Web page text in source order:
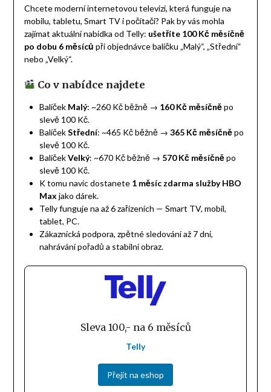
Chcete moderní internetovou televizi, která funguje na
mobilu, tabletu, Smart TV i počítači? Pak by vás mohla
zajímat aktuální nabídka od Telly: ušetříte 100 Kč měsíčně
po dobu 6 měsíců při objednávce balíčku „Malý“, „Střední“
nebo „Velký“.
Co v nabídce najdete
Balíček Malý: ~260 Kč běžně → 160 Kč měsíčněpo
slevě 100 Kč.
BalíčekStřední: ~465 Kč běžně → 365 Kč měsíčněpo
slevě 100 Kč.
BalíčekVelký: ~670 Kč běžně → 570 Kč měsíčněpo
slevě 100 Kč.
K tomu navíc dostanete 1 měsíc zdarma služby HBO
Max jako dárek.
Telly funguje na až 6 zařízeních — Smart TV, mobil,
tablet, PC.
Zákaznická podpora, zpětné sledování až 7 dní,
nahrávání pořadů a stabilní obraz.
Sleva 100,- na 6 měsíců
Telly
Přejít na eshop